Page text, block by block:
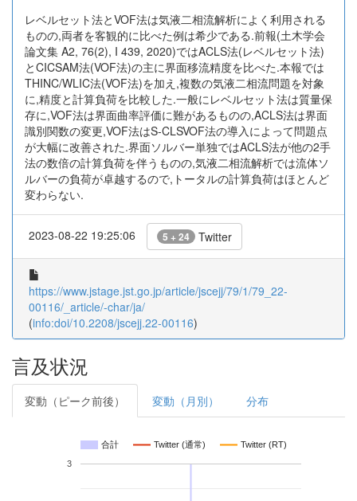
レベルセット法とVOF法は気液二相流解析によく利用される
ものの,両者を客観的に比べた例は希少である.前報(土木学会
論文集 A2, 76(2), I 439, 2020)ではACLS法(レベルセット法)
とCICSAM法(VOF法)の主に界面移流精度を比べた.本報では
THINC/WLIC法(VOF法)を加え,複数の気液二相流問題を対象
に,精度と計算負荷を比較した.一般にレベルセット法は質量保
存に,VOF法は界面曲率評価に難があるものの,ACLS法は界面
識別関数の変更,VOF法はS-CLSVOF法の導入によって問題点
が大幅に改善された.界面ソルバー単独ではACLS法が他の2手
法の数倍の計算負荷を伴うものの,気液二相流解析では流体ソ
ルバーの負荷が卓越するので,トータルの計算負荷はほとんど
変わらない.
2023-08-22 19:25:06 5 + 24 Twitter
https://www.jstage.jst.go.jp/article/jscejj/79/1/79_22-
00116/_article/-char/ja/
(info:doi/10.2208/jscejj.22-00116)
言及状況
変動（ピーク前後） 変動（月別） 分布
合計 Twitter (通常) Twitter (RT)
3